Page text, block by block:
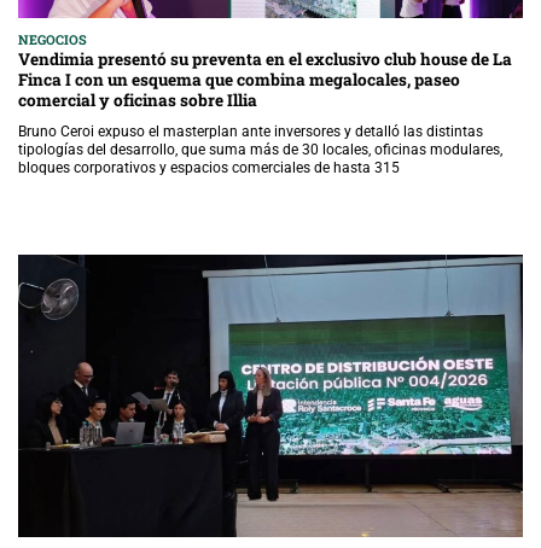
NEGOCIOS
Vendimia presentó su preventa en el exclusivo club house de La
Finca I con un esquema que combina megalocales, paseo
comercial y oficinas sobre Illia
Bruno Ceroi expuso el masterplan ante inversores y detalló las distintas
tipologías del desarrollo, que suma más de 30 locales, oficinas modulares,
bloques corporativos y espacios comerciales de hasta 315